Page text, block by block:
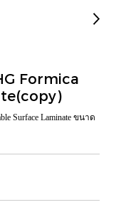
Formica
Surface Laminate ขนาด